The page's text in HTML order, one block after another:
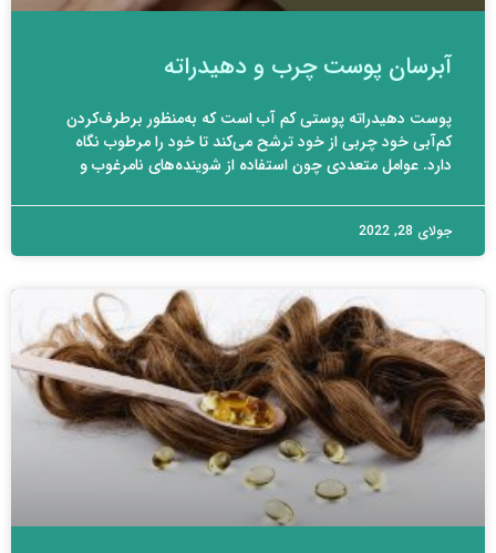
آبرسان پوست چرب و دهیدراته
پوست دهیدراته پوستی کم آب است که به‌منظور برطرف‌کردن
کم‌آبی خود چربی از خود ترشح می‌کند تا خود را مرطوب نگاه
دارد. عوامل متعددی چون استفاده از شوینده‌های نامرغوب و
جولای 28, 2022